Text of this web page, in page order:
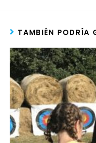
TAMBIÉN PODRÍA